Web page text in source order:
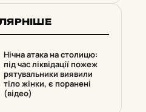
Нічна атака на столицю:
під час ліквідації пожеж
рятувальники виявили
тіло жінки, є поранені
(відео)